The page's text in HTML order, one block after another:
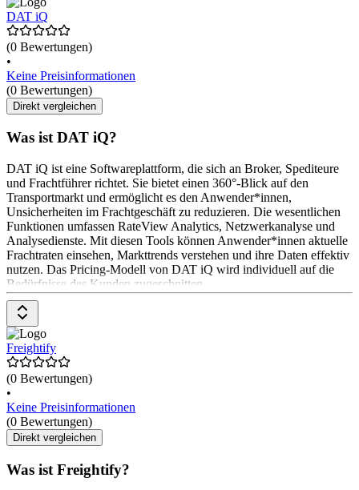
DAT iQ
(0 Bewertungen)
•
Keine Preisinformationen
(0 Bewertungen)
Direkt vergleichen
Was ist DAT iQ?
DAT iQ ist eine Softwareplattform, die sich an Broker, Spediteure
und Frachtführer richtet. Sie bietet einen 360°-Blick auf den
Transportmarkt und ermöglicht es den Anwender*innen,
Unsicherheiten im Frachtgeschäft zu reduzieren. Die wesentlichen
Funktionen umfassen RateView Analytics, Netzwerkanalyse und
Analysedienste. Mit diesen Tools können Anwender*innen aktuelle
Frachtraten einsehen, Markttrends verstehen und ihre Daten effektiv
nutzen. Das Pricing-Modell von DAT iQ wird individuell auf die
Bedürfnisse des Kunden zugeschnitten.
Freightify
(0 Bewertungen)
•
Keine Preisinformationen
(0 Bewertungen)
Direkt vergleichen
Was ist Freightify?